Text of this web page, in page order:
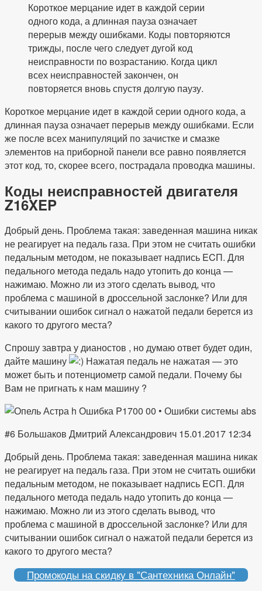
Короткое мерцание идет в каждой серии
одного кода, а длинная пауза означает
перерыв между ошибками. Коды повторяются
трижды, после чего следует дугой код
неисправности по возрастанию. Когда цикл
всех неисправностей закончен, он
повторяется вновь спустя долгую паузу.
Короткое мерцание идет в каждой серии одного кода, а
длинная пауза означает перерыв между ошибками. Если
же после всех манипуляций по зачистке и смазке
элементов на приборной панели все равно появляется
этот код, то, скорее всего, пострадала проводка машины.
Коды неисправностей двигателя
Z16XEP
Добрый день. Проблема такая: заведенная машина никак
не реагирует на педаль газа. При этом не считать ошибки
педальным методом, не показывает надпись ECП. Для
педального метода педаль надо утопить до конца —
нажимаю. Можно ли из этого сделать вывод, что
проблема с машиной в дроссельной заслонке? Или для
считывании ошибок сигнал о нажатой педали берется из
какого то другого места?
Спрошу завтра у дианостов , но думаю ответ будет один,
дайте машину
Нажатая педаль не нажатая — это
может быть и потенциометр самой педали. Почему бы
Вам не пригнать к нам машину ?
#6 Большаков Дмитрий Александрович 15.01.2017 12:34
Добрый день. Проблема такая: заведенная машина никак
не реагирует на педаль газа. При этом не считать ошибки
педальным методом, не показывает надпись ECП. Для
педального метода педаль надо утопить до конца —
нажимаю. Можно ли из этого сделать вывод, что
проблема с машиной в дроссельной заслонке? Или для
считывании ошибок сигнал о нажатой педали берется из
какого то другого места?
Промокоды на скидку в "Сантехника Онлайн"